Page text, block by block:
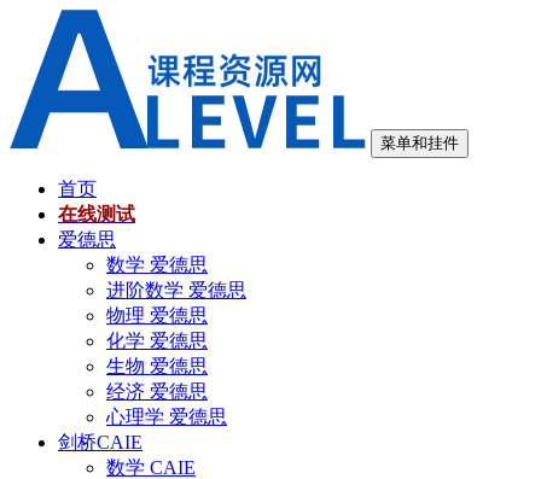
菜单和挂件
首页
在线测试
爱德思
数学 爱德思
进阶数学 爱德思
物理 爱德思
化学 爱德思
生物 爱德思
经济 爱德思
心理学 爱德思
剑桥CAIE
数学 CAIE